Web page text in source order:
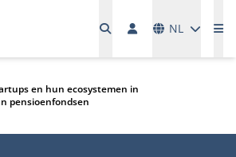
NL
en hun ecosystemen in
pensioenfondsen